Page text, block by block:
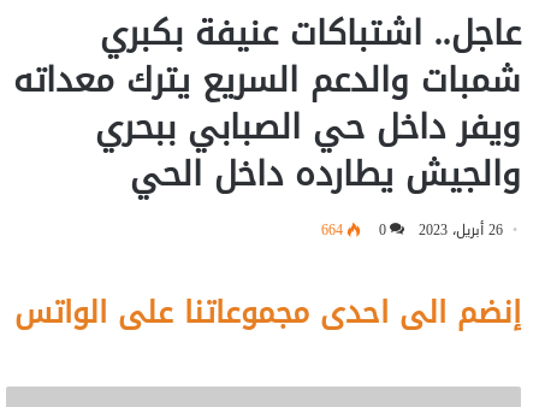
عاجل.. اشتباكات عنيفة بكبري
شمبات والدعم السريع يترك معداته
ويفر داخل حي الصبابي ببحري
والجيش يطارده داخل الحي
26 أبريل، 2023 0
664
إنضم الى احدى مجموعاتنا على الواتس